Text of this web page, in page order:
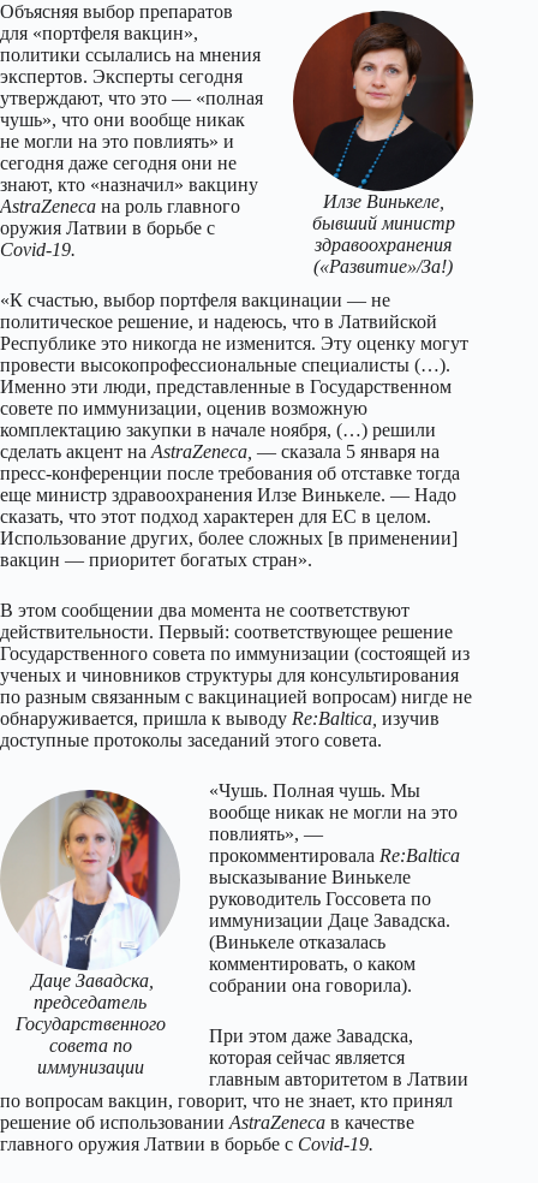
Илзе Винькеле,
бывший министр
здравоохранения
(«Развитие»/За!)
Объясняя выбор препаратов
для «портфеля вакцин»,
политики ссылались на мнения
экспертов. Эксперты сегодня
утверждают, что это — «полная
чушь», что они вообще никак
не могли на это повлиять» и
сегодня даже сегодня они не
знают, кто «назначил» вакцину
AstraZeneca на роль главного
оружия Латвии в борьбе с
Covid-19.
«К счастью, выбор портфеля вакцинации — не
политическое решение, и надеюсь, что в Латвийской
Республике это никогда не изменится. Эту оценку могут
провести высокопрофессиональные специалисты (…).
Именно эти люди, представленные в Государственном
совете по иммунизации, оценив возможную
комплектацию закупки в начале ноября, (…) решили
сделать акцент на AstraZeneca, — сказала 5 января на
пресс-конференции после требования об отставке тогда
еще министр здравоохранения Илзе Винькеле. — Надо
сказать, что этот подход характерен для ЕС в целом.
Использование других, более сложных [в применении]
вакцин — приоритет богатых стран».
В этом сообщении два момента не соответствуют
действительности. Первый: соответствующее решение
Государственного совета по иммунизации (состоящей из
ученых и чиновников структуры для консультирования
по разным связанным с вакцинацией вопросам) нигде не
обнаруживается, пришла к выводу Re:Baltica, изучив
доступные протоколы заседаний этого совета.
Даце Завадска,
председатель
Государственного
совета по
иммунизации
«Чушь. Полная чушь. Мы
вообще никак не могли на это
повлиять», —
прокомментировала Re:Baltica
высказывание Винькеле
руководитель Госсовета по
иммунизации Даце Завадска.
(Винькеле отказалась
комментировать, о каком
собрании она говорила).
При этом даже Завадска,
которая сейчас является
главным авторитетом в Латвии
по вопросам вакцин, говорит, что не знает, кто принял
решение об использовании AstraZeneca в качестве
главного оружия Латвии в борьбе с Covid-19.